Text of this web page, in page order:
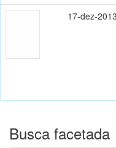
17-dez-2013
Busca facetada